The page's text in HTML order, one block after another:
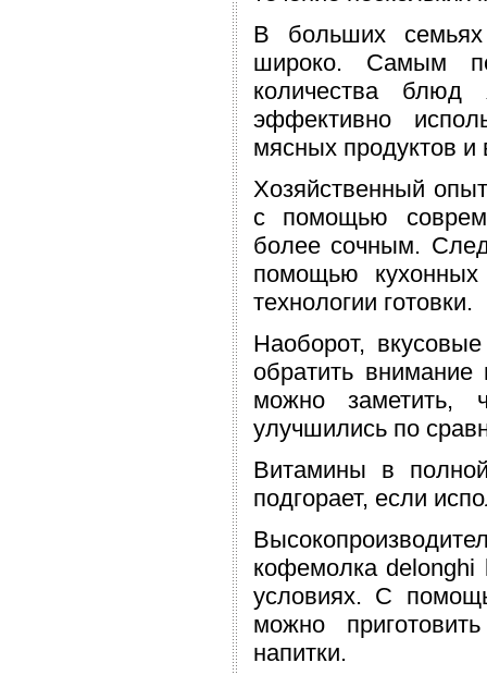
В больших
широко. Самым
количества блюд
эффективно
мясных продуктов
Хозяйственный
с помощью
более сочным.
помощью
технологии готовки.
Наоборот,
обратить
можно заметить,
улучшились по
Витамины в
подгорает, если
кофемолка delonghi
условиях. С
можно
напитки.